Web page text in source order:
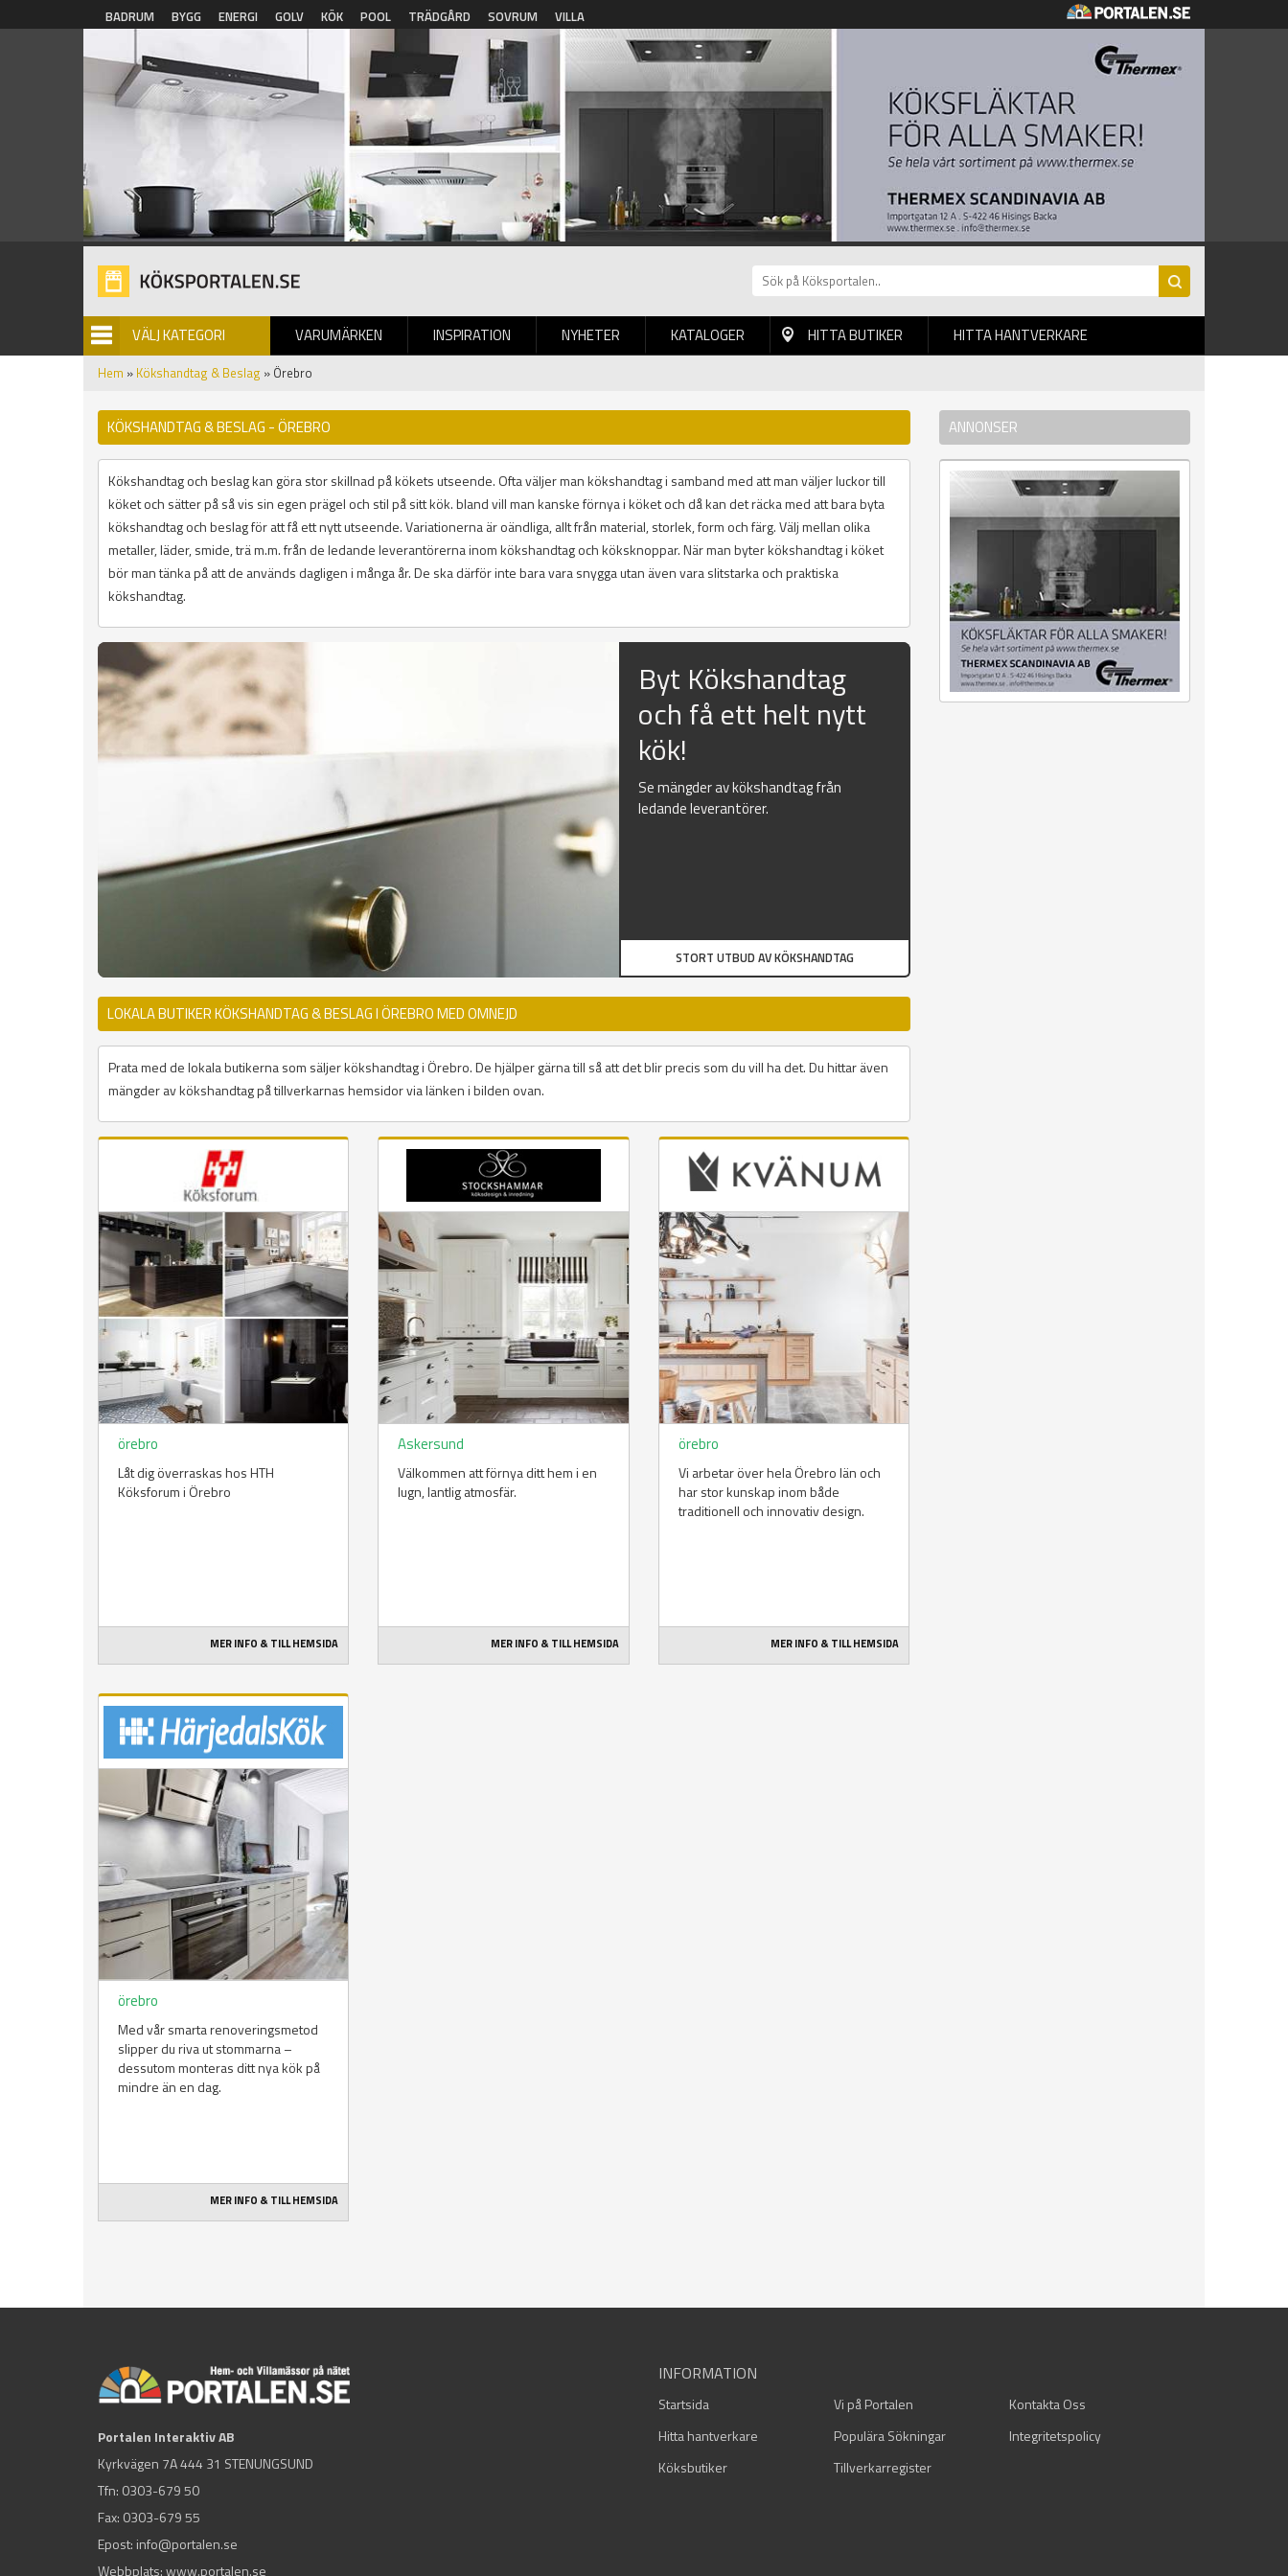
Hoppa till huvudinnehåll
BADRUM BYGG ENERGI GOLV KÖK POOL TRÄDGÅRD SOVRUM VILLA
VÄLJ KATEGORI VARUMÄRKEN INSPIRATION NYHETER
BILDGALLERI KATALOGER HITTA BUTIKER HITTA HANTVERKARE
Hem » Kökshandtag & Beslag » Örebro
KÖKSHANDTAG & BESLAG - ÖREBRO
Kökshandtag och beslag kan göra stor skillnad på kökets utseende. Ofta väljer man kökshandtag i samband med att man väljer luckor till
köket och sätter på så vis sin egen prägel och stil på sitt kök. bland vill man kanske förnya i köket och då kan det räcka med att bara byta
kökshandtag och beslag för att få ett nytt utseende. Variationerna är oändliga, allt från material, storlek, form och färg. Välj mellan olika
metaller, läder, smide, trä m.m. från de ledande leverantörerna inom kökshandtag och köksknoppar. När man byter kökshandtag i köket
bör man tänka på att de används dagligen i många år. De ska därför inte bara vara snygga utan även vara slitstarka och praktiska
kökshandtag.
Byt Kökshandtag
och få ett helt nytt
kök!
Se mängder av kökshandtag från
ledande leverantörer.
STORT UTBUD AV KÖKSHANDTAG
LOKALA BUTIKER KÖKSHANDTAG & BESLAG I ÖREBRO MED OMNEJD
Prata med de lokala butikerna som säljer kökshandtag i Örebro. De hjälper gärna till så att det blir precis som du vill ha det. Du hittar även
mängder av kökshandtag på tillverkarnas hemsidor via länken i bilden ovan.
örebro
Låt dig överraskas hos HTH
Köksforum i Örebro
MER INFO & TILL HEMSIDA
Askersund
Välkommen att förnya ditt hem i en
lugn, lantlig atmosfär.
MER INFO & TILL HEMSIDA
örebro
Vi arbetar över hela Örebro län och
har stor kunskap inom både
traditionell och innovativ design.
MER INFO & TILL HEMSIDA
örebro
Med vår smarta renoveringsmetod
slipper du riva ut stommarna –
dessutom monteras ditt nya kök på
mindre än en dag.
MER INFO & TILL HEMSIDA
ANNONSER
Portalen Interaktiv AB
Kyrkvägen 7A 444 31 STENUNGSUND
Tfn: 0303-679 50
Fax: 0303-679 55
Epost: info@portalen.se
Webbplats: www.portalen.se
INFORMATION
Startsida Vi på Portalen
Kontakta Oss
Hitta hantverkare
Populära Sökningar
Integritetspolicy
Köksbutiker
Tillverkarregister